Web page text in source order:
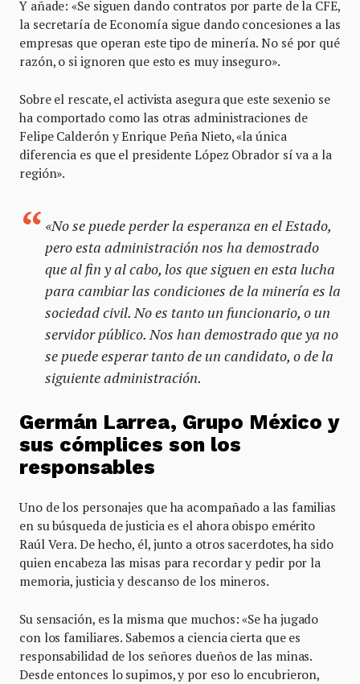
Y añade: «Se siguen dando contratos por parte de la CFE,
la secretaría de Economía sigue dando concesiones a las
empresas que operan este tipo de minería. No sé por qué
razón, o si ignoren que esto es muy inseguro».
Sobre el rescate, el activista asegura que este sexenio se
ha comportado como las otras administraciones de
Felipe Calderón y Enrique Peña Nieto, «la única
diferencia es que el presidente López Obrador sí va a la
región».
«No se puede perder la esperanza en el Estado,
pero esta administración nos ha demostrado
que al fin y al cabo, los que siguen en esta lucha
para cambiar las condiciones de la minería es la
sociedad civil. No es tanto un funcionario, o un
servidor público. Nos han demostrado que ya no
se puede esperar tanto de un candidato, o de la
siguiente administración.
Germán Larrea, Grupo México y
sus cómplices son los
responsables
Uno de los personajes que ha acompañado a las familias
en su búsqueda de justicia es el ahora obispo emérito
Raúl Vera. De hecho, él, junto a otros sacerdotes, ha sido
quien encabeza las misas para recordar y pedir por la
memoria, justicia y descanso de los mineros.
Su sensación, es la misma que muchos: «Se ha jugado
con los familiares. Sabemos a ciencia cierta que es
responsabilidad de los señores dueños de las minas.
Desde entonces lo supimos, y por eso lo encubrieron,